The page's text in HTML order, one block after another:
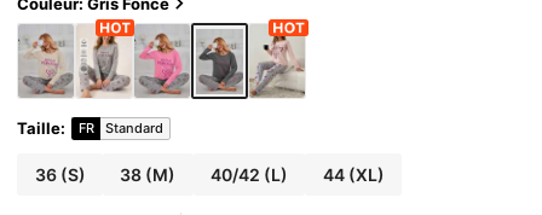
Taille: FR Standard
36(S) 38 (M) 40/42 (L) 44(XL)